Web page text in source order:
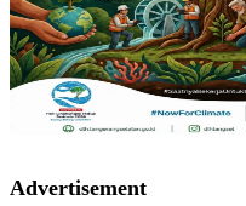
Advertisement